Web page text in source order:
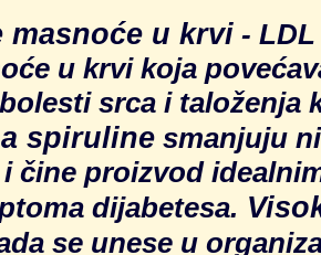
masnoće u krvi -
u krvi koja
srca i taloženja
spiruline smanjuju
čine proizvod
dijabetesa.
se unese u